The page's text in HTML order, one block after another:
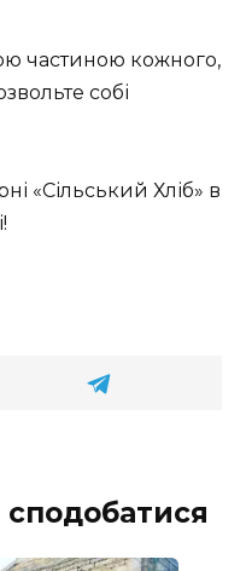
частиною кожного,
собі
«Сільський Хліб» в